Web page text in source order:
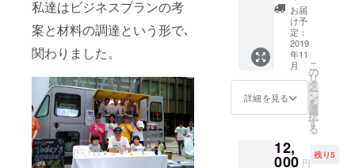
私達はビジネスプランの考
案と材料の調達という形で､
関わりました。
う意味
のエ
デュ
ケー
ション
と娯楽
意味の
エン
トを合
わせた
交流会
・後日
収穫し
たお米
5kgを発
送 の３
つを考
えてお
際に
は、近
したお
5kg】
ひと家
族の皆
様でご
利用い
ただけ
ます 先
着順で5
定とさ
せてい
お届
け予
定：
2019
年11
月
詳細を見る
こ
の
リ
タ
ー
ン
を
選
択
す
る
12,
000 円
残り5